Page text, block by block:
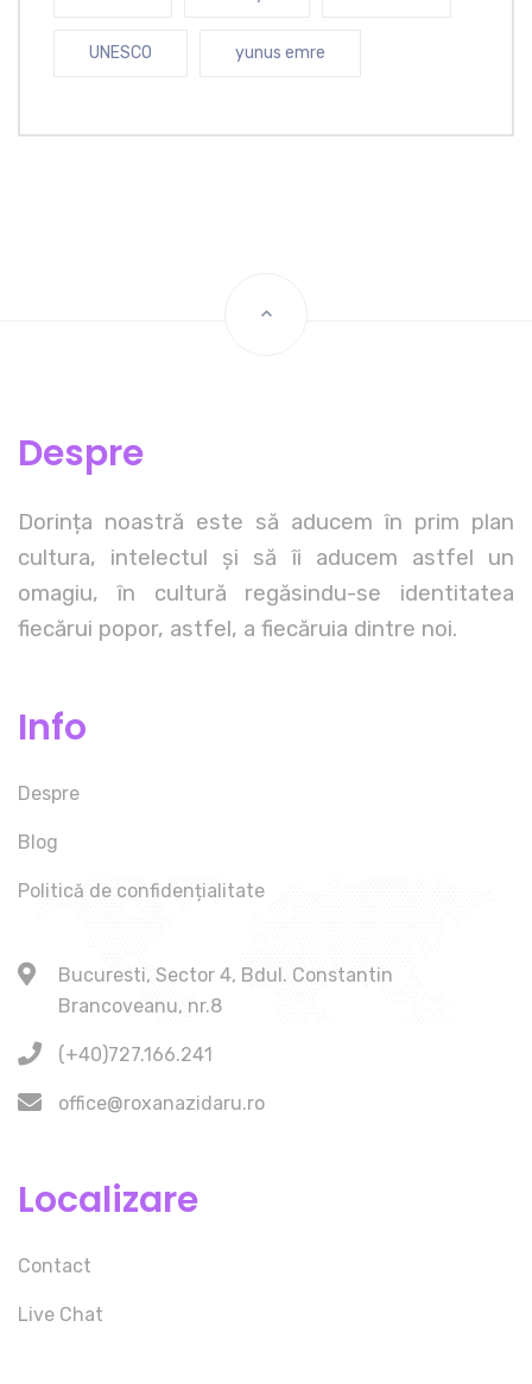
UNESCO yunus emre
Despre
Dorința noastră este să aducem în prim plan
cultura, intelectul și să îi aducem astfel un
omagiu, în cultură regăsindu-se identitatea
fiecărui popor, astfel, a fiecăruia dintre noi.
Info
Despre
Blog
Politică de confidențialitate
Bucuresti, Sector 4, Bdul. Constantin
Brancoveanu, nr.8
(+40)727.166.241
office@roxanazidaru.ro
Localizare
Contact
Live Chat